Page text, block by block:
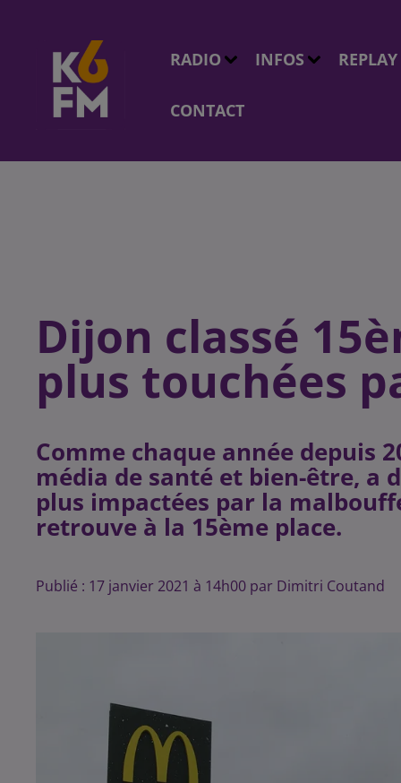
RADIO INFOS REPLAY
CONTACT
Dijon classé
plus touchées
Comme chaque année depuis
média de santé et bien-être, a
plus impactées par la
retrouve à la 15ème place.
Publié : 17 janvier 2021 à 14h00 par Dimitri Coutand